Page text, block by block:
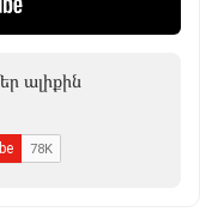
ալիքին